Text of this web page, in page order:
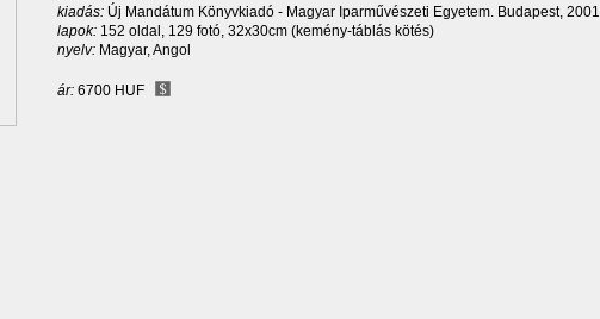
kiadás: Új Mandátum Könyvkiadó - Magyar Iparművészeti Egyetem. Budapest, 2001
lapok: 152 oldal, 129 fotó, 32x30cm (kemény-táblás kötés)
nyelv: Magyar, Angol
ár: 6700 HUF